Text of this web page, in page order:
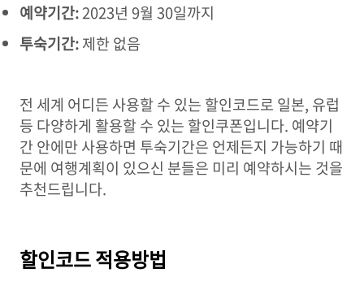
예약기간:2023년 9월 30일까지
투숙기간:제한 없음
전 세계 어디든 사용할 수 있는 할인코드로 일본, 유럽
등 다양하게 활용할 수 있는 할인쿠폰입니다. 예약기
간 안에만 사용하면 투숙기간은 언제든지 가능하기 때
문에 여행계획이 있으신 분들은 미리 예약하시는 것을
추천드립니다.
할인코드 적용방법